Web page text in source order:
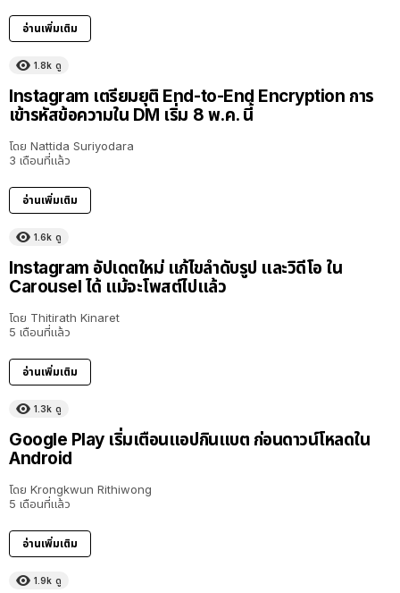
อ่านเพิ่มเติม
1.8k ดู
Instagram เตรียมยุติ End-to-End Encryption การ
เข้ารหัสข้อความใน DM เริ่ม 8 พ.ค. นี้
โดย Nattida Suriyodara
3 เดือนที่แล้ว
อ่านเพิ่มเติม
1.6k ดู
Instagram อัปเดตใหม่ แก้ไขลำดับรูป และวิดีโอ ใน
Carousel ได้ แม้จะโพสต์ไปแล้ว
โดย Thitirath Kinaret
5 เดือนที่แล้ว
อ่านเพิ่มเติม
1.3k ดู
Google Play เริ่มเตือนแอปกินแบต ก่อนดาวน์โหลดใน
Android
โดย Krongkwun Rithiwong
5 เดือนที่แล้ว
อ่านเพิ่มเติม
1.9k ดู